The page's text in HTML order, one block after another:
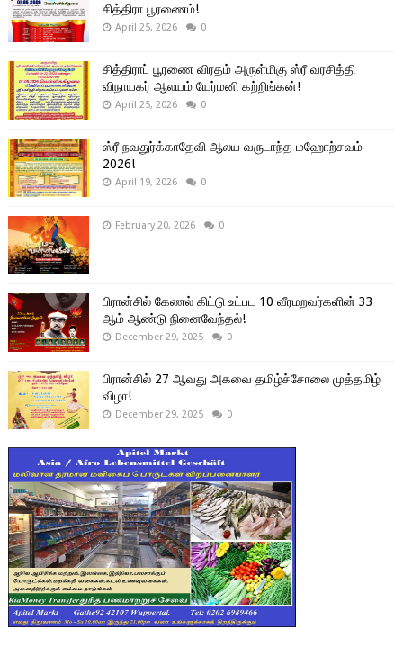
சித்திரா பூரணைம்!
April 25, 2026 0
சித்திராப் பூரணை விரதம் அருள்மிகு ஸ்ரீ வரசித்தி
விநாயகர் ஆலயம் யேர்மனி கற்றிங்கன்!
April 25, 2026 0
ஸ்ரீ நவதுர்க்காதேவி ஆலய வருடாந்த மஹோற்சவம்
2026!
April 19, 2026 0
February 20, 2026 0
பிரான்சில் கேணல் கிட்டு உட்பட 10 வீரமறவர்களின் 33
ஆம் ஆண்டு நினைவேந்தல்!
December 29, 2025 0
பிரான்சில் 27 ஆவது அகவை தமிழ்ச்சோலை முத்தமிழ்
விழா!
December 29, 2025 0